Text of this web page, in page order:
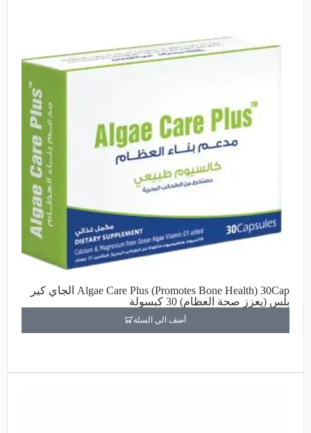
Algae Care Plus (Promotes Bone Health) 30Cap ألجاي كير
بلس (يعزز صحة العظام) 30 كبسولة
أضف الي السلة